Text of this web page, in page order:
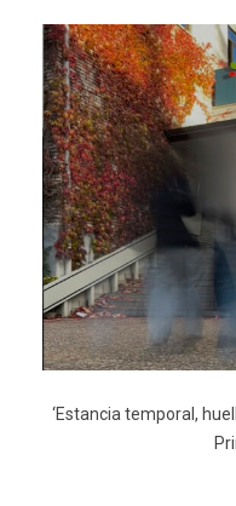
‘Estancia temporal,